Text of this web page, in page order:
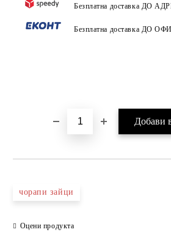
Безплатна доставка ДО
Безплатна доставка ДО
чорапи зайци
Оцени продукта